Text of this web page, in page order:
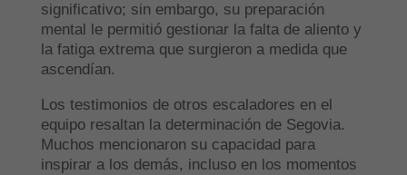
significativo; sin embargo, su preparación
mental le permitió gestionar la falta de aliento y
la fatiga extrema que surgieron a medida que
ascendían.
Los testimonios de otros escaladores en el
equipo resaltan la determinación de Segovia.
Muchos mencionaron su capacidad para
inspirar a los demás, incluso en los momentos